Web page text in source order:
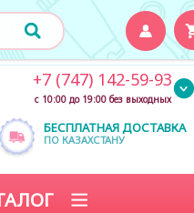
БЕСПЛАТНАЯ ДОСТАВКА
ПО КАЗАХСТАНУ
+7 (747) 142-59-93
с 10:00 до 19:00 без выходных